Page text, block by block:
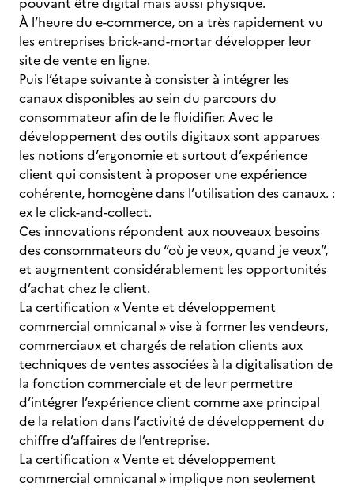
À l’heure du e-commerce, on a très rapidement vu
les entreprises brick-and-mortar développer leur
site de vente en ligne.
Puis l’étape suivante à consister à intégrer les
canaux disponibles au sein du parcours du
consommateur afin de le fluidifier. Avec le
développement des outils digitaux sont apparues
les notions d’ergonomie et surtout d’expérience
client qui consistent à proposer une expérience
cohérente, homogène dans l’utilisation des canaux. :
ex le click-and-collect.
Ces innovations répondent aux nouveaux besoins
des consommateurs du “où je veux, quand je veux”,
et augmentent considérablement les opportunités
d’achat chez le client.
La certification « Vente et développement
commercial omnicanal » vise à former les vendeurs,
commerciaux et chargés de relation clients aux
techniques de ventes associées à la digitalisation de
la fonction commerciale et de leur permettre
d’intégrer l’expérience client comme axe principal
de la relation dans l’activité de développement du
chiffre d’affaires de l’entreprise.
La certification « Vente et développement
commercial omnicanal » implique non seulement